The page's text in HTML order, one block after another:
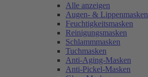
Alle anzeigen
Augen- & Lippenmasken
Feuchtigkeitsmasken
Reinigungsmasken
Schlammmasken
Tuchmasken
Anti-Aging-Masken
Anti-Pickel-Masken